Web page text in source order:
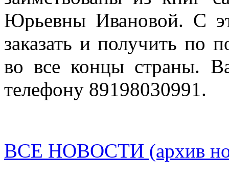
Юрьевны Ивановой. С
заказать и получить по
во все концы страны.
телефону 89198030991.
ВСЕ НОВОСТИ (архив